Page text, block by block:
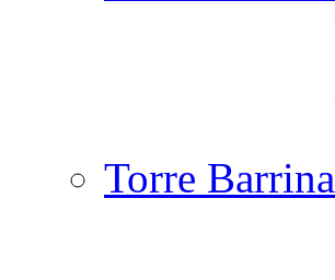
Torre Barrina